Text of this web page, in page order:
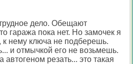
дело. Обещают
гаража пока нет. Но замочек я
к нему ключа не подберешь.
и отмычкой его не возьмешь.
автогеном резать... это такая